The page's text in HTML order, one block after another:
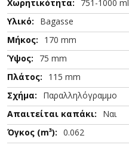
751-1000 ml
Bagasse
170 mm
75 mm
115 mm
Παραλληλόγραμμο
Ναι
0.062